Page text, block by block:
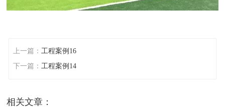
上一篇：工程案例16
下一篇：工程案例14
相关文章：